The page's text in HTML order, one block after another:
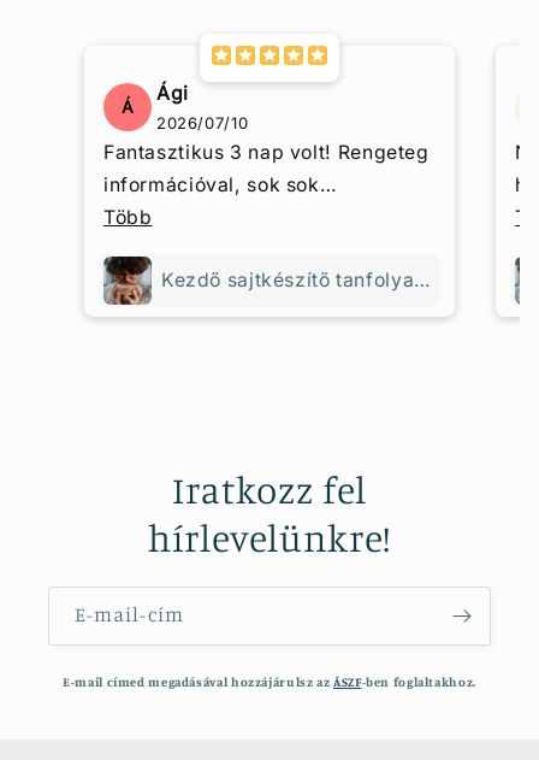
Á
Ági
2026/07/10
Fantasztikus 3 nap volt! Rengeteg
információval, sok sok
tapasztalással, végtelenül
háziasszony vezetésével.
Több
Kezdő sajtkészítő tanfolyam - 3 napos
a
Iratkozz fel
hírlevelünkre!
E-mail-cím
E-mail címed megadásával hozzájárulsz az ÁSZF-ben foglaltakhoz.